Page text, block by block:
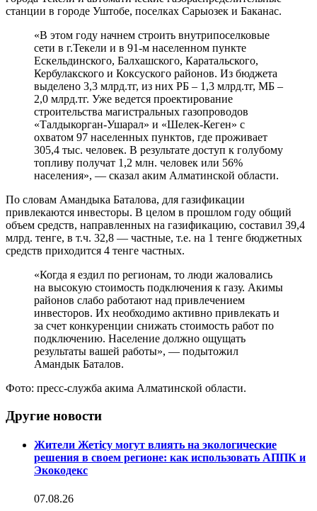
станции в городе Уштобе, поселках Сарыозек и Баканас.
«В этом году начнем строить внутрипоселковые
сети в г.Текели и в 91-м населенном пункте
Ескельдинского, Балхашского, Каратальского,
Кербулакского и Коксуского районов. Из бюджета
выделено 3,3 млрд.тг, из них РБ – 1,3 млрд.тг, МБ –
2,0 млрд.тг. Уже ведется проектирование
строительства магистральных газопроводов
«Талдыкорган-Ушарал» и «Шелек-Кеген» с
охватом 97 населенных пунктов, где проживает
305,4 тыс. человек. В результате доступ к голубому
топливу получат 1,2 млн. человек или 56%
населения», — сказал аким Алматинской области.
По словам Амандыка Баталова, для газификации
привлекаются инвесторы. В целом в прошлом году общий
объем средств, направленных на газификацию, составил 39,4
млрд. тенге, в т.ч. 32,8 — частные, т.е. на 1 тенге бюджетных
средств приходится 4 тенге частных.
«Когда я ездил по регионам, то люди жаловались
на высокую стоимость подключения к газу. Акимы
районов слабо работают над привлечением
инвесторов. Их необходимо активно привлекать и
за счет конкуренции снижать стоимость работ по
подключению. Население должно ощущать
результаты вашей работы», — подытожил
Амандык Баталов.
Фото: пресс-служба акима Алматинской области.
Другие новости
Жители Жетісу могут влиять на экологические
решения в своем регионе: как использовать АППК и
Экокодекс
07.08.26